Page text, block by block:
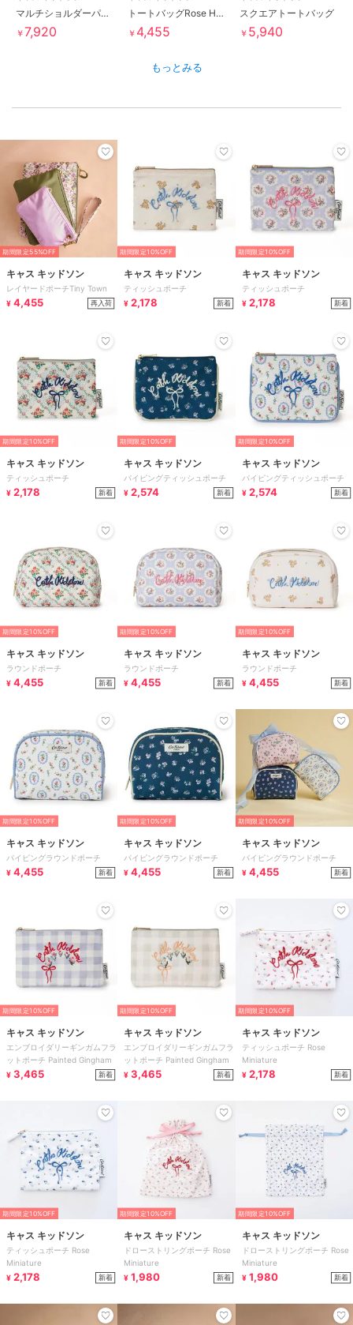
マルチショルダーパース
￥7,920
トートバッグRose Heart Ditsy
￥ 4,455
スクエアトートバッグ
￥ 5,940
もっとみる
期間限定55%OFF
キャス キッドソン
レイヤードポーチTiny Town
¥ 4,455 再入荷
期間限定10%OFF
キャス キッドソン
ティッシュポーチ
¥ 2,178 新着
期間限定10%OFF
キャス キッドソン
ティッシュポーチ
¥ 2,178 新着
期間限定10%OFF
キャス キッドソン
ティッシュポーチ
¥ 2,178 新着
期間限定10%OFF
キャス キッドソン
パイピングティッシュポーチ
¥ 2,574 新着
期間限定10%OFF
キャス キッドソン
パイピングティッシュポーチ
¥ 2,574 新着
期間限定10%OFF
キャス キッドソン
ラウンドポーチ
¥ 4,455 新着
期間限定10%OFF
キャス キッドソン
ラウンドポーチ
¥ 4,455 新着
期間限定10%OFF
キャス キッドソン
ラウンドポーチ
¥ 4,455 新着
期間限定10%OFF
キャス キッドソン
パイピングラウンドポーチ
¥ 4,455 新着
期間限定10%OFF
キャス キッドソン
パイピングラウンドポーチ
¥ 4,455 新着
期間限定10%OFF
キャス キッドソン
パイピングラウンドポーチ
¥ 4,455 新着
期間限定10%OFF
キャス キッドソン
エンブロイダリーギンガムフラ
ットポーチ Painted Gingham
¥ 3,465 新着
期間限定10%OFF
キャス キッドソン
エンブロイダリーギンガムフラ
ットポーチ Painted Gingham
¥ 3,465 新着
期間限定10%OFF
キャス キッドソン
ティッシュポーチ Rose
Miniature
¥ 2,178 新着
期間限定10%OFF
キャス キッドソン
ティッシュポーチ Rose
Miniature
¥ 2,178 新着
期間限定10%OFF
キャス キッドソン
ドローストリングポーチ Rose
Miniature
¥ 1,980 新着
期間限定10%OFF
キャス キッドソン
ドローストリングポーチ Rose
Miniature
¥ 1,980 新着